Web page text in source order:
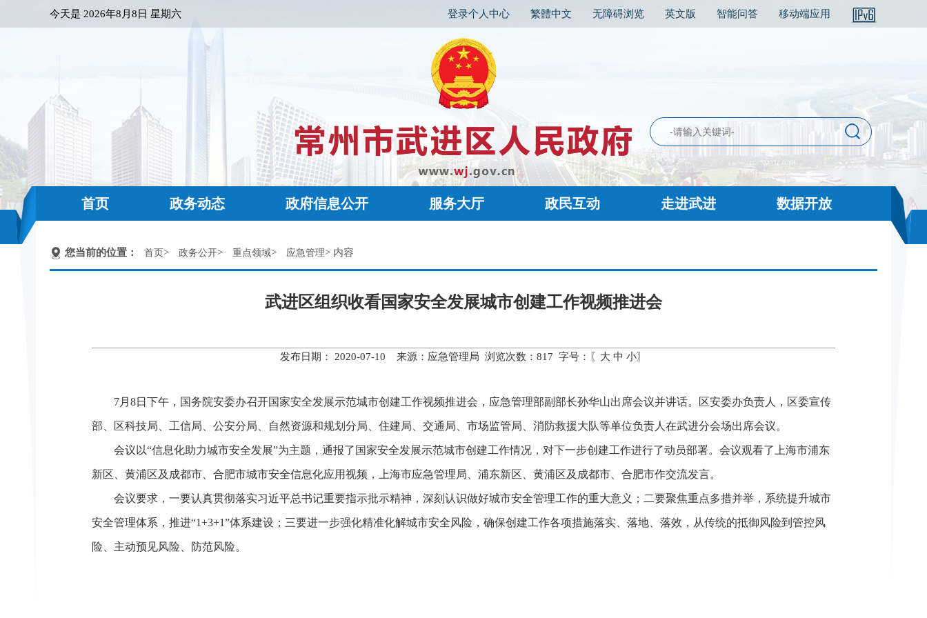
今天是 2026年8月8日 星期六 登录个人中心 繁體中文 无障碍浏览 英文版 智能问答 移动端应用
首页 政务动态 政府信息公开 服务大厅 政民互动 走进武进 数据开放
您当前的位置： 首页> 政务公开> 重点领域> 应急管理> 内容
武进区组织收看国家安全发展城市创建工作视频推进会
发布日期： 2020-07-10 来源：应急管理局 浏览次数： 817 字号：〖 大 中 小〗
7月8日下午，国务院安委办召开国家安全发展示范城市创建工作视频推进会，应急管理部副部长孙华山出席会议并讲话。区安委办负责人，区委宣传
部、区科技局、工信局、公安分局、自然资源和规划分局、住建局、交通局、市场监管局、消防救援大队等单位负责人在武进分会场出席会议。
会议以“信息化助力城市安全发展”为主题，通报了国家安全发展示范城市创建工作情况，对下一步创建工作进行了动员部署。会议观看了上海市浦东
新区、黄浦区及成都市、合肥市城市安全信息化应用视频，上海市应急管理局、浦东新区、黄浦区及成都市、合肥市作交流发言。
会议要求，一要认真贯彻落实习近平总书记重要指示批示精神，深刻认识做好城市安全管理工作的重大意义；二要聚焦重点多措并举，系统提升城市
安全管理体系，推进“1+3+1”体系建设；三要进一步强化精准化解城市安全风险，确保创建工作各项措施落实、落地、落效，从传统的抵御风险到管控风
险、主动预见风险、防范风险。